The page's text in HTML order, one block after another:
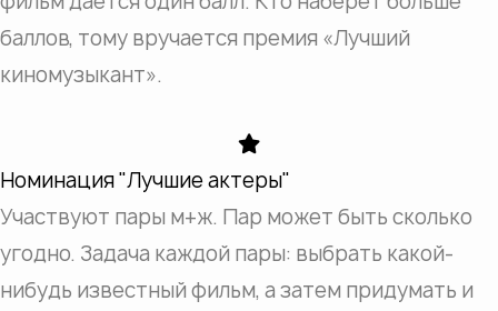
баллов, тому вручается премия «Лучший
киномузыкант».
Номинация "Лучшие актеры"
Участвуют пары м+ж. Пар может быть сколько
угодно. Задача каждой пары: выбрать какой-
нибудь известный фильм, а затем придумать и